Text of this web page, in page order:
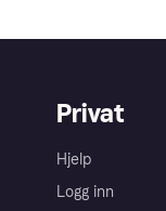
Privat
Hjelp
Logg inn